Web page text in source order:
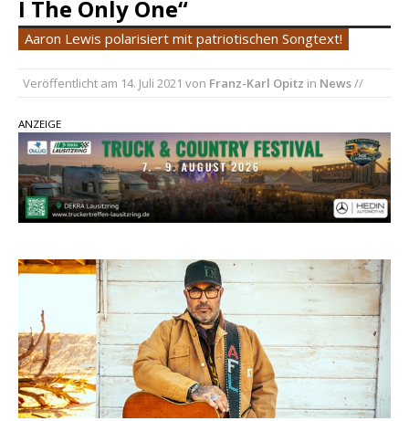
einen weiteren Schatz aus dem Archiv
Danke für Euer Vertrauen: Country.de erreicht
Carly Pearce hinterfragt den ständigen
Vergleich mit anderen
I The Only One“
Aaron Lewis polarisiert mit patriotischen Songtext!
Veröffentlicht am 14. Juli 2021 von Franz-Karl Opitz in News//
ANZEIGE